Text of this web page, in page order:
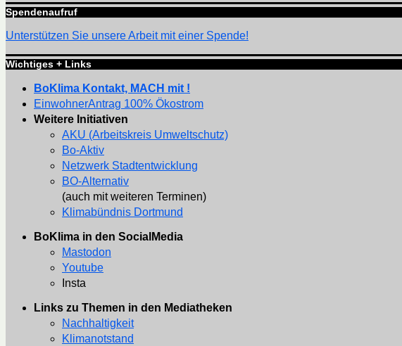
Spendenaufruf
Unterstützen Sie unsere Arbeit mit einer Spende!
Wichtiges + Links
BoKlima Kontakt, MACH mit !
EinwohnerAntrag 100% Ökostrom
Weitere Initiativen
AKU (Arbeitskreis Umweltschutz)
Bo-Aktiv
Netzwerk Stadtentwicklung
BO-Alternativ
(auch mit weiteren Terminen)
Klimabündnis Dortmund
BoKlima in den SocialMedia
Mastodon
Youtube
Insta
Links zu Themen in den Mediatheken
Nachhaltigkeit
Klimanotstand